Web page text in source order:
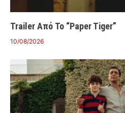
Trailer Από Το “Paper Tiger”
10/08/2026